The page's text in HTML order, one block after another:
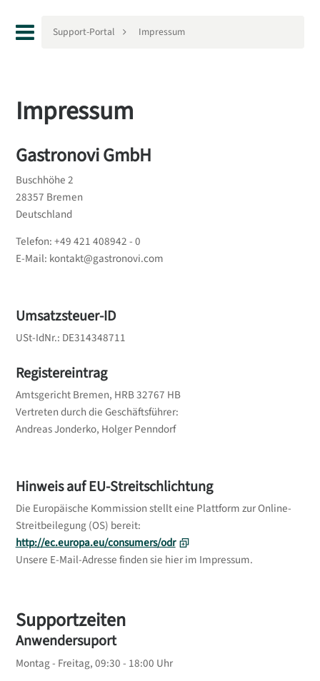
Support-Portal Impressum
Impressum
Gastronovi GmbH
Buschhöhe 2
28357 Bremen
Deutschland
Telefon: +49 421 408942 - 0
E-Mail: kontakt@gastronovi.com
Umsatzsteuer-ID
USt-IdNr.: DE314348711
Registereintrag
Amtsgericht Bremen, HRB 32767 HB
Vertreten durch die Geschäftsführer:
Andreas Jonderko, Holger Penndorf
Hinweis auf EU-Streitschlichtung
Die Europäische Kommission stellt eine Plattform zur Online-
Streitbeilegung (OS) bereit:
http://ec.europa.eu/consumers/odr
Unsere E-Mail-Adresse finden sie hier im Impressum.
Supportzeiten
Anwendersuport
Montag - Freitag, 09:30 - 18:00 Uhr